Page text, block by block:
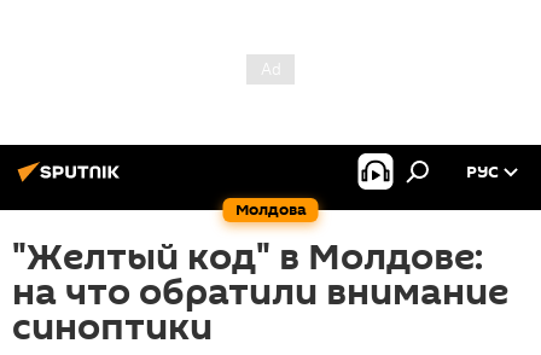
Молдова
РУС
"Желтый код" в Молдове:
на что обратили внимание
синоптики